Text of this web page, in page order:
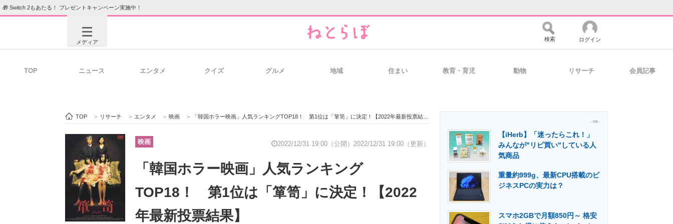
🎁 Switch 2もあたる！ プレゼントキャンペーン実施中！
メディア
ビジネスと働き方のヒント 経営リーダーのコミュニティ マーケ×ITの今がよく分かる
ITエンジニア向け専門サイト IT製品の技術・比較・事例 製造業のIT導入・活用を支援
検索 ログイン
TOP ニュース エンタメ クイズ グルメ 地域 住まい 教育・育児 動物 リサーチ 会員記事
TOP > リサーチ > エンタメ > 映画 > 「韓国ホラー映画」人気ランキングTOP18！ 第1位は「箪笥」に決定！【2022年最新投票結果】
映画 2022/12/31 19:00（公開） 2022/12/31 19:00（更新）
「韓国ホラー映画」人気ランキング
TOP18！ 第1位は「箪笥」に決定！【2022
年最新投票結果】
- PR -
【iHerb】「迷ったらこれ！」
みんなが"リピ買い"している人
気商品
重量約999g、最新CPU搭載のビ
ジネスPCの実力は？
スマホ2GBで月額850円～ 格安